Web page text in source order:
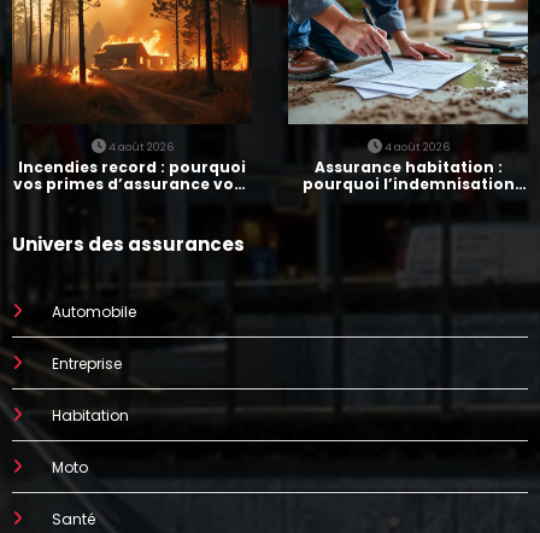
4 août 2026
Incendies record : pourquoi
vos primes d’assurance vont
4 août 2026
Assurance habitation :
pourquoi l’indemnisation
prend parfois 7 mois
Univers des assurances
Automobile
Entreprise
Habitation
Moto
Santé